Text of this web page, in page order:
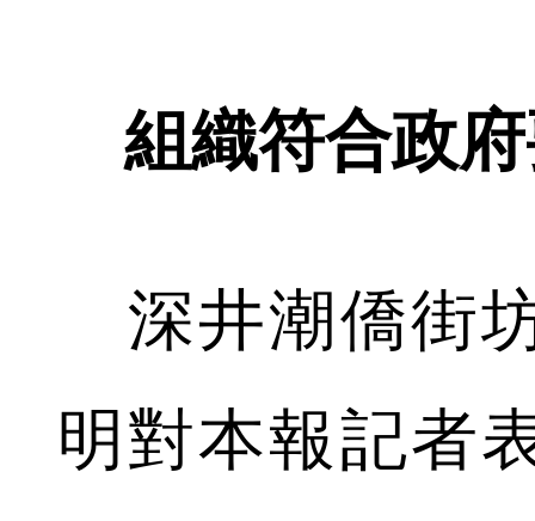
組織符合政
深井潮僑街
明對本報記者